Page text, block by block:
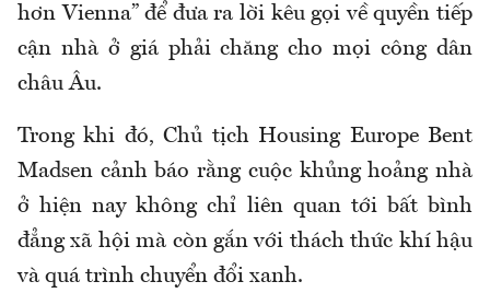
hơn Vienna” để đưa ra lời kêu gọi về quyền tiếp
cận nhà ở giá phải chăng cho mọi công dân
châu Âu.
Trong khi đó, Chủ tịch Housing Europe Bent
Madsen cảnh báo rằng cuộc khủng hoảng nhà
ở hiện nay không chỉ liên quan tới bất bình
đẳng xã hội mà còn gắn với thách thức khí hậu
và quá trình chuyển đổi xanh.